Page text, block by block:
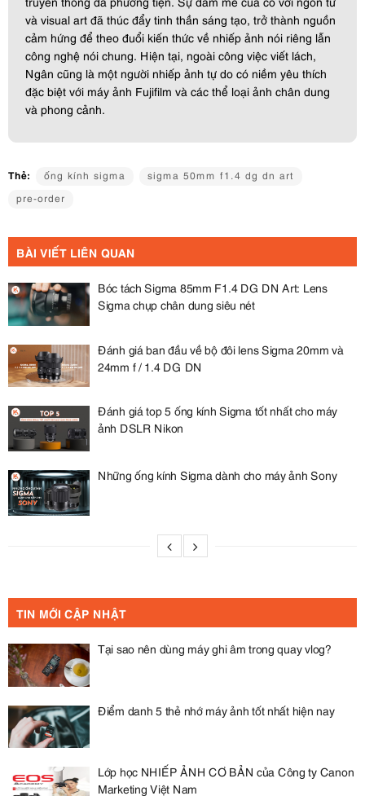
và visual art đã thúc đẩy tinh thần sáng tạo, trở thành nguồn
cảm hứng để theo đuổi kiến thức về nhiếp ảnh nói riêng lẫn
công nghệ nói chung. Hiện tại, ngoài công việc viết lách,
Ngân cũng là một người nhiếp ảnh tự do có niềm yêu thích
đặc biệt với máy ảnh Fujifilm và các thể loại ảnh chân dung
và phong cảnh.
Thẻ: ống kính sigma
sigma 50mm f1.4 dg dn art
pre-order
BÀI VIẾT LIÊN QUAN
Bóc tách Sigma 85mm F1.4 DG DN Art: Lens
Sigma chụp chân dung siêu nét
Đánh giá ban đầu về bộ đôi lens Sigma 20mm và
24mm f / 1.4 DG DN
Đánh giá top 5 ống kính Sigma tốt nhất cho máy
ảnh DSLR Nikon
Những ống kính Sigma dành cho máy ảnh Sony
TIN MỚI CẬP NHẬT
Tại sao nên dùng máy ghi âm trong quay vlog?
Điểm danh 5 thẻ nhớ máy ảnh tốt nhất hiện nay
Lớp học NHIẾP ẢNH CƠ BẢN của Công ty Canon
Marketing Việt Nam